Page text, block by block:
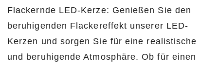
Flackernde LED-Kerze: Genießen Sie den
beruhigenden Flackereffekt unserer LED-
Kerzen und sorgen Sie für eine realistische
und beruhigende Atmosphäre. Ob für einen